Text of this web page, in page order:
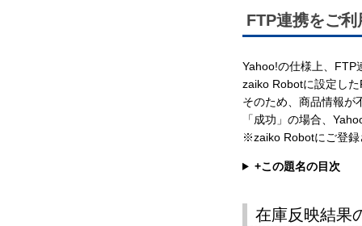
FTP連携をご
Yahoo!の仕様上、FTP
zaiko Robotに設定し
そのため、商品情報が
「成功」の場合、
※zaiko Robotにご登録
+この題名の目次
在庫反映結果